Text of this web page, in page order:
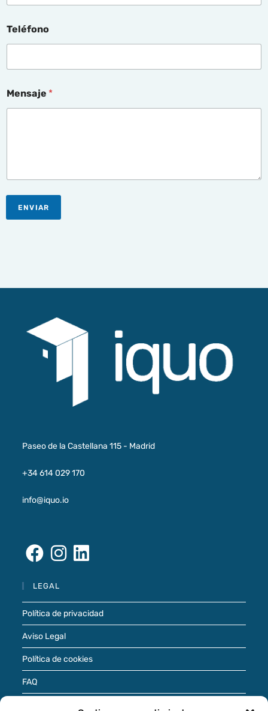
*
N
o
b
e
Teléfono
Mensaje *
ENVIAR
Paseo de la Castellana 115 - Madrid
+34 614 029 170
info@iquo.io
LEGAL
Política de privacidad
Aviso Legal
Política de cookies
FAQ